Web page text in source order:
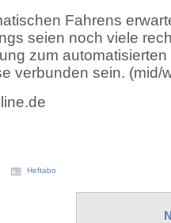
Fahrens
seien noch viele
zum
verbunden sein. (mid/
Heftabo